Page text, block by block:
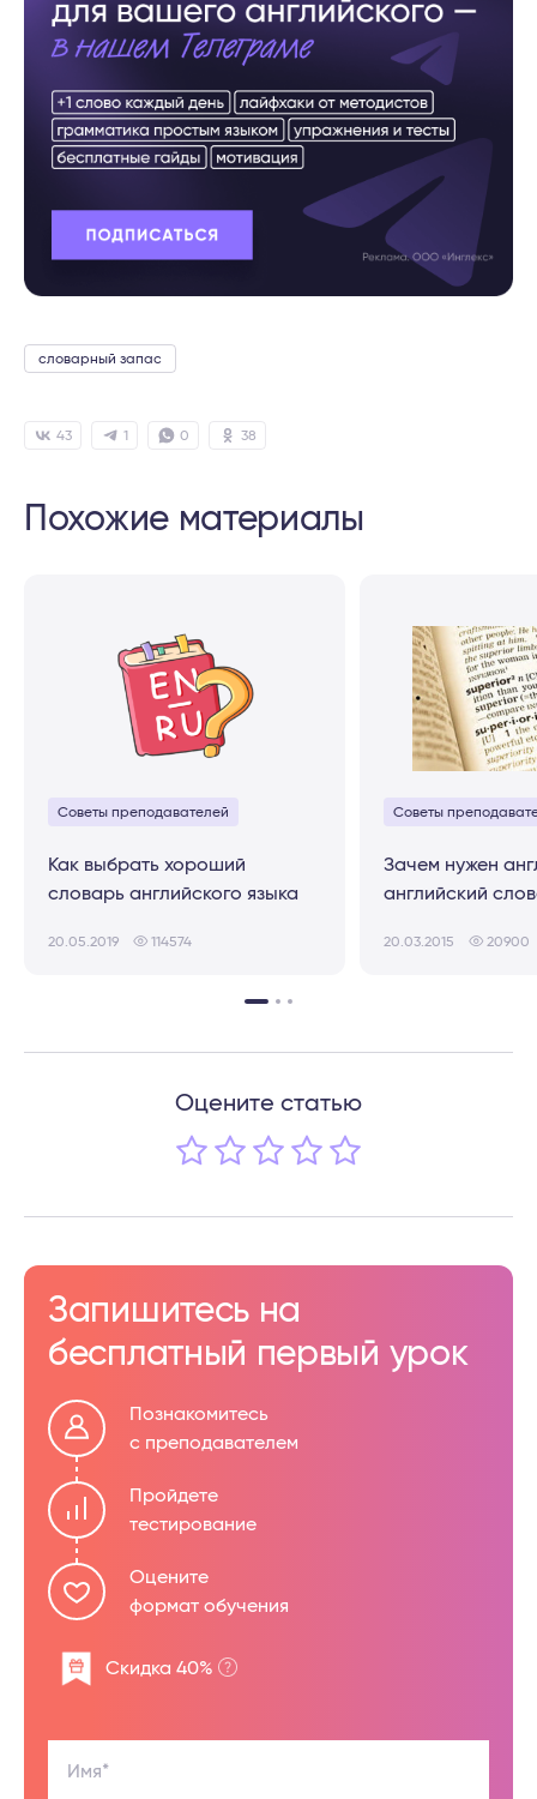
словарный запас
43 38
1 0
Похожие материалы
Советы преподавателей
Как выбрать хороший
словарь английского языка
20.05.2019 114574
Советы
Зачем нужен
английский
20.03.2015 20900
Оцените статью
Запишитесь на
бесплатный первый урок
Познакомитесь
с преподавателем
Пройдете
тестирование
Оцените
формат обучения
Скидка 40%
Имя*